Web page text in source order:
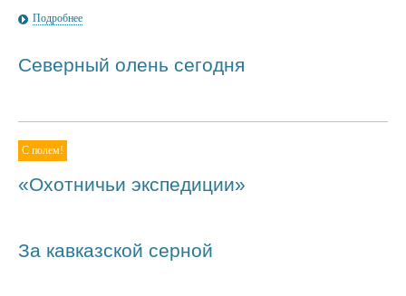
Подробнее
Северный олень сегодня
С полем!
«Охотничьи экспедиции»
За кавказской серной